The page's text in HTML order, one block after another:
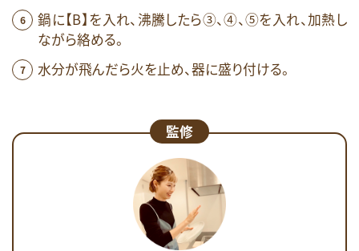
鍋に【B】を入れ、沸騰したら③、④、⑤を入れ、加熱し
ながら絡める。
水分が飛んだら火を止め、器に盛り付ける。
監修